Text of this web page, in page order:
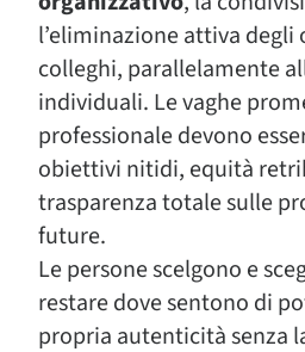
l’eliminazione attiva degli
colleghi, parallelamente
individuali. Le vaghe
professionale devono
obiettivi nitidi, equità
trasparenza totale sulle
future.
Le persone scelgono e
restare dove sentono di
propria autenticità senza